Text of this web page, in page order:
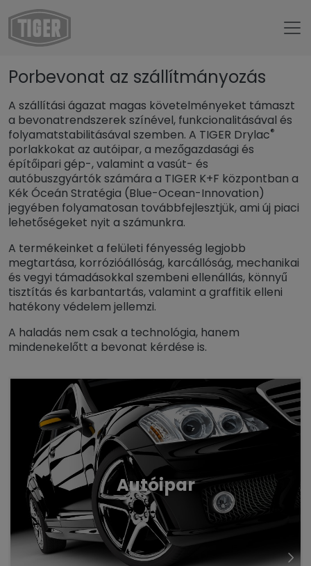
Untermenü öffnen für „www.tiger-coatings.com“
Untermenü öffnen für „Porlakk“
Alkalmazások
Untermenü öffnen für
Szállítmányozás
Porbevonat az szállítmányozás
A szállítási ágazat magas követelményeket támaszt
a bevonatrendszerek színével, funkcionalitásával és
folyamatstabilitásával szemben. A TIGER Drylac®
porlakkokat az autóipar, a mezőgazdasági és
építőipari gép-, valamint a vasút- és
autóbuszgyártók számára a TIGER K+F központban a
Kék Óceán Stratégia (Blue-Ocean-Innovation)
jegyében folyamatosan továbbfejlesztjük, ami új piaci
lehetőségeket nyit a számunkra.
A termékeinket a felületi fényesség legjobb
megtartása, korrózióállóság, karcállóság, mechanikai
és vegyi támadásokkal szembeni ellenállás, könnyű
tisztítás és karbantartás, valamint a graffitik elleni
hatékony védelem jellemzi.
A haladás nem csak a technológia, hanem
mindenekelőtt a bevonat kérdése is.
Autóipar